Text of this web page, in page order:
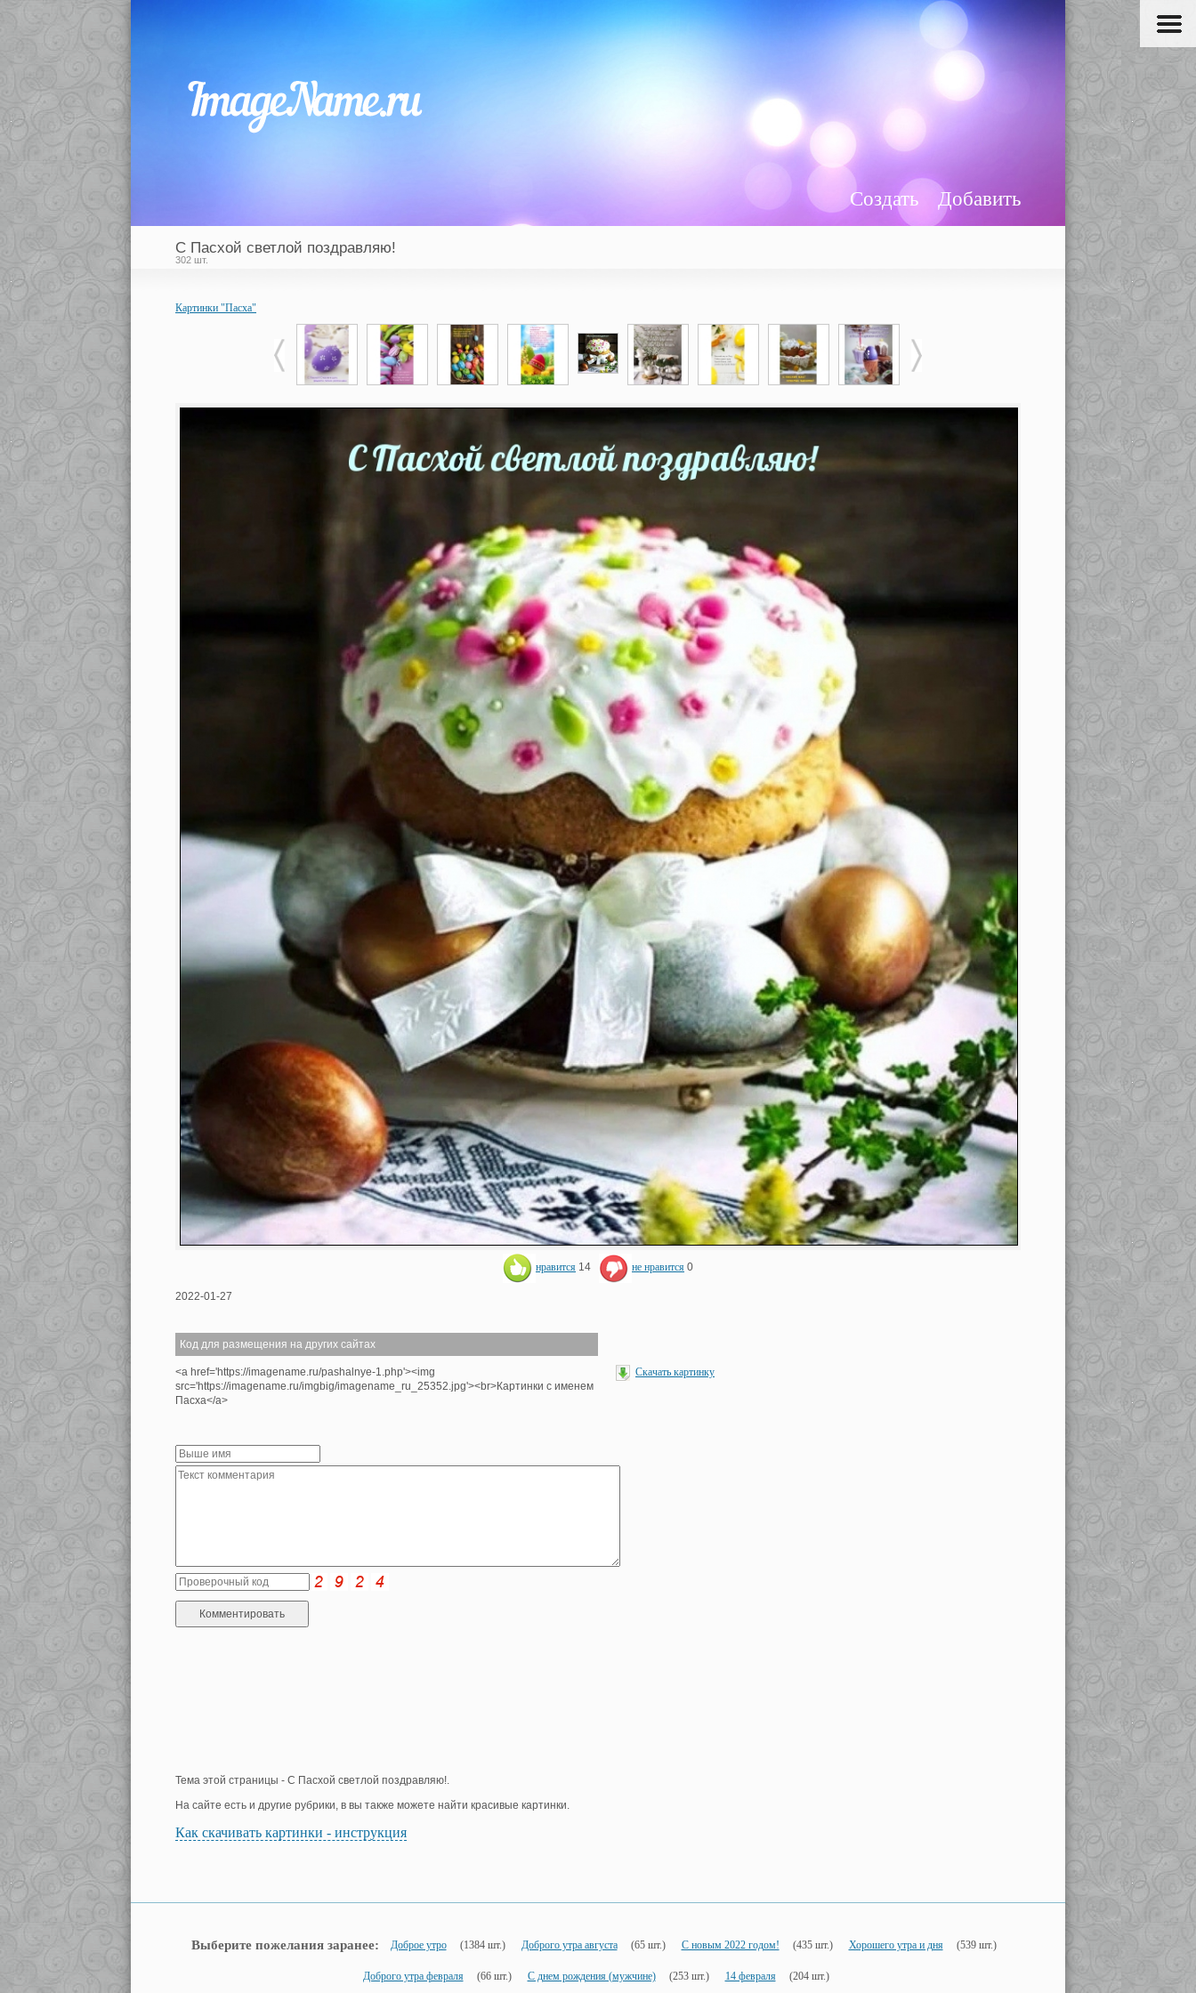
Добавить
Создать
С Пасхой светлой поздравляю!
302 шт.
Картинки "Пасха"
нравится 14 не нравится 0
2022-01-27
Код для размещения на других сайтах
<a href='https://imagename.ru/pashalnye-1.php'><img
src='https://imagename.ru/imgbig/imagename_ru_25352.jpg'><br>Картинки с именем
Пасха</a>
Скачать картинку
Тема этой страницы - С Пасхой светлой поздравляю!.
На сайте есть и другие рубрики, в вы также можете найти красивые картинки.
Как скачивать картинки - инструкция
Выберите пожелания заранее: Доброе утро (1384 шт.) Доброго утра августа (65 шт.) С новым 2022 годом! (435 шт.) Хорошего утра и дня (539 шт.)
Доброго утра февраля (66 шт.) С днем рождения (мужчине) (253 шт.) 14 февраля (204 шт.)